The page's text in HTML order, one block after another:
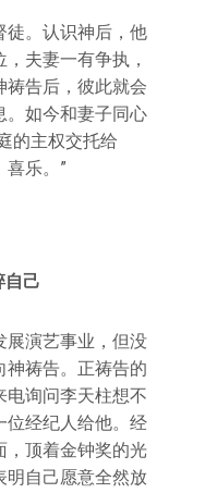
徒。认识神后，他
夫妻一有争执，
祷告后，彼此就会
。如今和妻子同心
的主权交托给
乐。”
自己
展演艺事业，但没
神祷告。正祷告的
电询问李天柱想不
位经纪人给他。经
，顶着金钟奖的光
明自己愿意全然放